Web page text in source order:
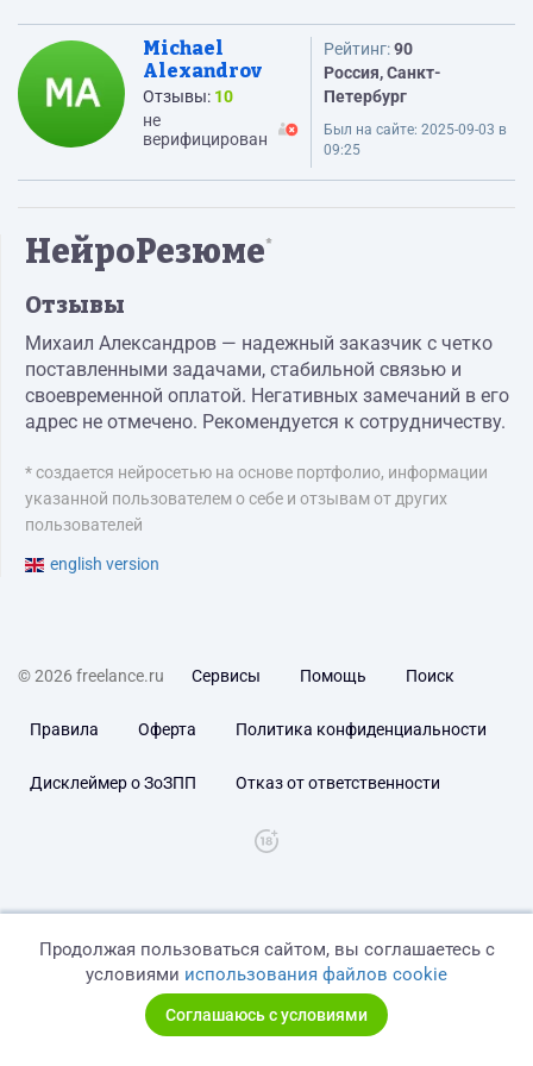
Michael
Alexandrov
Отзывы: 10
не
верифицирован
Рейтинг:90
Россия, Санкт-
Петербург
Был на сайте:2025-09-03 в
09:25
НейроРезюме*
Отзывы
Михаил Александров — надежный заказчик с четко
поставленными задачами, стабильной связью и
своевременной оплатой. Негативных замечаний в его
адрес не отмечено. Рекомендуется к сотрудничеству.
* создается нейросетью на основе портфолио, информации
указанной пользователем о себе и отзывам от других
пользователей
english version
© 2026 freelance.ru Сервисы Помощь Поиск
Правила Оферта Политика конфиденциальности
Дисклеймер о ЗоЗПП Отказ от ответственности
Продолжая пользоваться сайтом, вы соглашаетесь с
условиями использования файлов cookie
Соглашаюсь с условиями